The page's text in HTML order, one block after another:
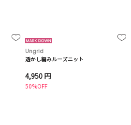
Ungrid
透かし編みルーズニット
4,950 円
50%OFF